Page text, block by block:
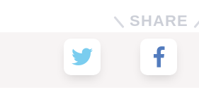
SHARE